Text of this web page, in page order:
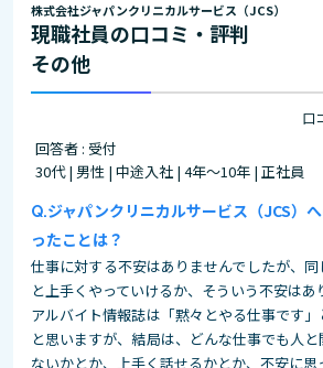
株式会社ジャパンクリニカルサービス（JCS）
現職社員の口コミ・評判
その他
口
回答者 : 受付
30代 | 男性 | 中途入社 | 4年～10年 | 正社員
ジャパンクリニカルサービス（JCS）
ったことは？
仕事に対する不安はありませんでしたが、
と上手くやっていけるか、そういう不安はあ
アルバイト情報誌は「黙々とやる仕事です
と思いますが、結局は、どんな仕事でも人
ないかとか、上手く話せるかとか、不安に思